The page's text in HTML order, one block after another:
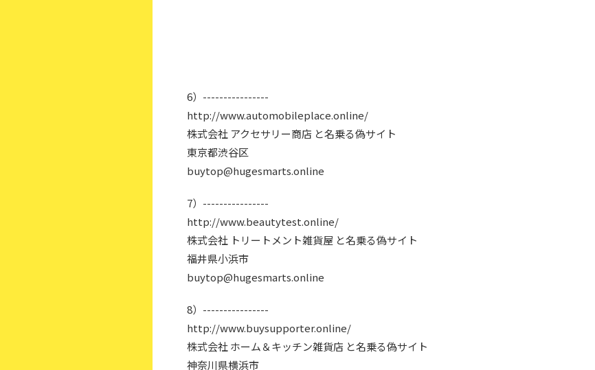
6）----------------
http://www.automobileplace.online/
株式会社 アクセサリー商店 と名乗る偽サイト
東京都渋谷区
buytop@hugesmarts.online
7）----------------
http://www.beautytest.online/
株式会社 トリートメント雑貨屋 と名乗る偽サイト
福井県小浜市
buytop@hugesmarts.online
8）----------------
http://www.buysupporter.online/
株式会社 ホーム＆キッチン雑貨店 と名乗る偽サイト
神奈川県横浜市